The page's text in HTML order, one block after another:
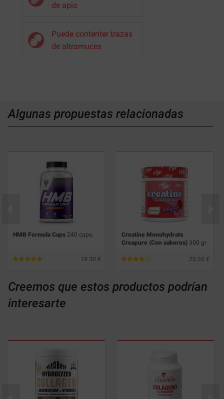
de apio
Puede contenter trazas
de altramuces
Algunas propuestas relacionadas
HMB Formula Caps 240 caps.
19.30
Creatine Monohydrate
Creapure (Con sabores) 300 gr
25.50
Creemos que estos productos podrían
interesarte